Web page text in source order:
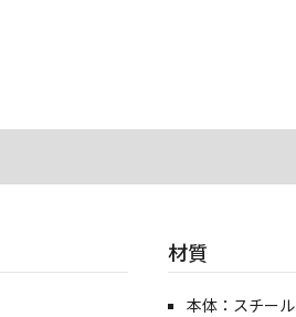
材質
本体：スチール